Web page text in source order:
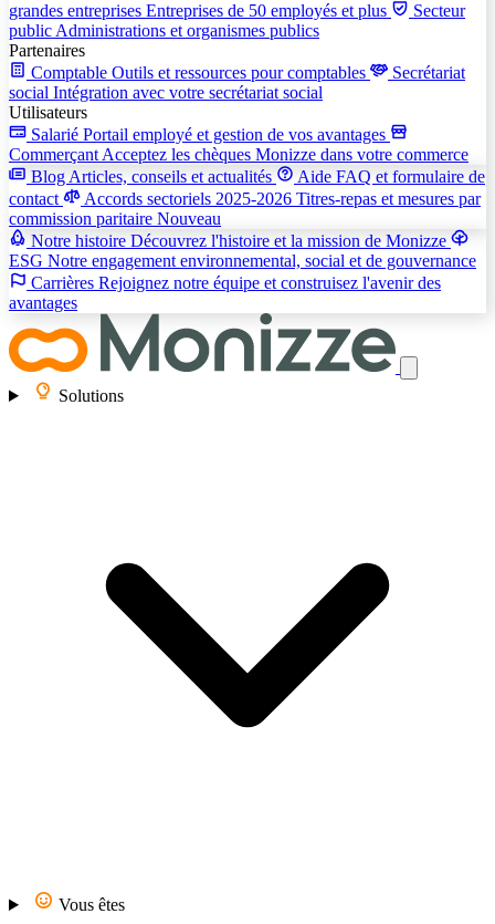
grandes entreprises Entreprises de 50 employés et plus
Secteur
public Administrations et organismes publics
Partenaires
Comptable Outils et ressources pour comptables
Secrétariat
social Intégration avec votre secrétariat social
Utilisateurs
Salarié Portail employé et gestion de vos avantages
Commerçant Acceptez les chèques Monizze dans votre commerce
Blog Articles, conseils et actualités Aide FAQ et formulaire de
contact
Accords sectoriels 2025-2026 Titres-repas et mesures par
commission paritaire Nouveau
Notre histoire Découvrez l'histoire et la mission de Monizze
ESG Notre engagement environnemental, social et de gouvernance
Carrières Rejoignez notre équipe et construisez l'avenir des
avantages
Solutions
Vous êtes